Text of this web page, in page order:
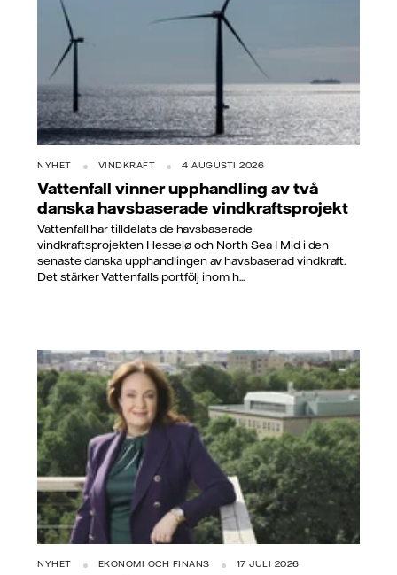
NYHET VINDKRAFT 4 AUGUSTI 2026
Vattenfall vinner upphandling av två
danska havsbaserade vindkraftsprojekt
Vattenfall har tilldelats de havsbaserade
vindkraftsprojekten Hesselø och North Sea I Mid i den
senaste danska upphandlingen av havsbaserad vindkraft.
Det stärker Vattenfalls portfölj inom h...
NYHET EKONOMI OCH FINANS 17 JULI 2026